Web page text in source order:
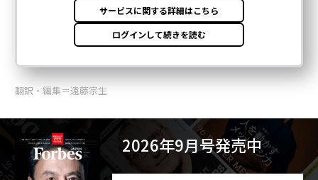
翻訳・編集＝遠藤宗生
2026年9月号発売中